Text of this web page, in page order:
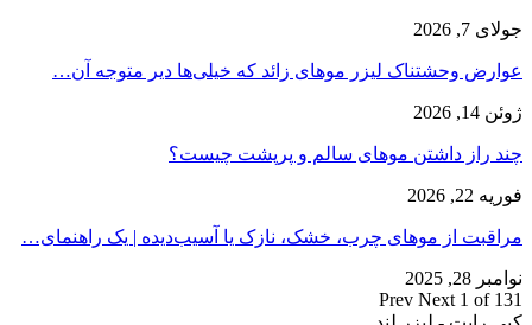
جولای 7, 2026
عوارض وحشتناک لیزر موهای زائد که خیلی‌ها دیر متوجه آن…
ژوئن 14, 2026
چند راز داشتن موهای سالم و پرپشت چیست؟
فوریه 22, 2026
مراقبت از موهای چرب، خشک، نازک یا آسیب‌دیده | یک راهنمای…
نوامبر 28, 2025
Prev Next 1 of 131